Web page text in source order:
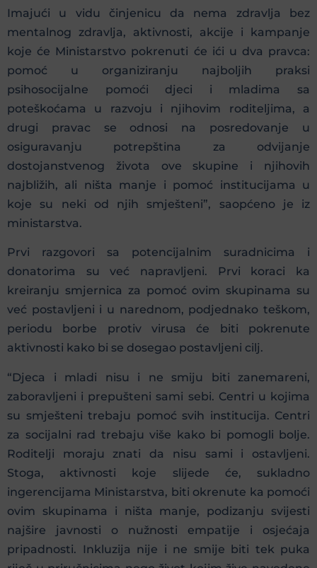
Imajući u vidu činjenicu da nema zdravlja bez
mentalnog zdravlja, aktivnosti, akcije i kampanje
koje će Ministarstvo pokrenuti će ići u dva pravca:
pomoć u organiziranju najboljih praksi
psihosocijalne pomoći djeci i mladima sa
poteškoćama u razvoju i njihovim roditeljima, a
drugi pravac se odnosi na posredovanje u
osiguravanju potrepština za odvijanje
dostojanstvenog života ove skupine i njihovih
najbližih, ali ništa manje i pomoć institucijama u
koje su neki od njih smješteni”, saopćeno je iz
ministarstva.
Prvi razgovori sa potencijalnim suradnicima i
donatorima su već napravljeni. Prvi koraci ka
kreiranju smjernica za pomoć ovim skupinama su
već postavljeni i u narednom, podjednako teškom,
periodu borbe protiv virusa će biti pokrenute
aktivnosti kako bi se dosegao postavljeni cilj.
“Djeca i mladi nisu i ne smiju biti zanemareni,
zaboravljeni i prepušteni sami sebi. Centri u kojima
su smješteni trebaju pomoć svih institucija. Centri
za socijalni rad trebaju više kako bi pomogli bolje.
Roditelji moraju znati da nisu sami i ostavljeni.
Stoga, aktivnosti koje slijede će, sukladno
ingerencijama Ministarstva, biti okrenute ka pomoći
ovim skupinama i ništa manje, podizanju svijesti
najšire javnosti o nužnosti empatije i osjećaja
pripadnosti. Inkluzija nije i ne smije biti tek puka